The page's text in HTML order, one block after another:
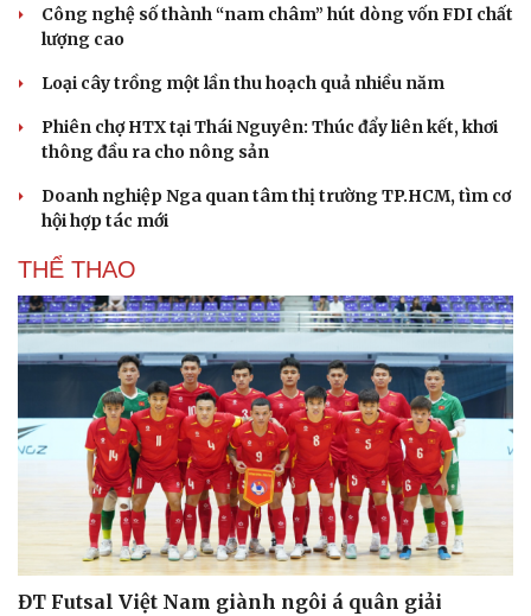
Công nghệ số thành “nam châm” hút dòng vốn FDI chất
lượng cao
Loại cây trồng một lần thu hoạch quả nhiều năm
Phiên chợ HTX tại Thái Nguyên: Thúc đẩy liên kết, khơi
thông đầu ra cho nông sản
Doanh nghiệp Nga quan tâm thị trường TP.HCM, tìm cơ
hội hợp tác mới
THỂ THAO
ĐT Futsal Việt Nam giành ngôi á quân giải